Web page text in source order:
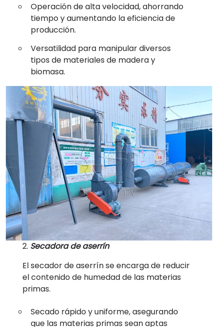
Operación de alta velocidad, ahorrando
tiempo y aumentando la eficiencia de
producción.
Versatilidad para manipular diversos
tipos de materiales de madera y
biomasa.
2. Secadora de aserrín
El secador de aserrín se encarga de reducir
el contenido de humedad de las materias
primas.
Secado rápido y uniforme, asegurando
que las materias primas sean aptas